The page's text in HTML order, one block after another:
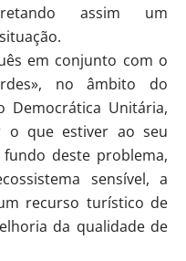
assim um
em conjunto com o
no âmbito do
Democrática Unitária,
o que estiver ao seu
deste problema,
sensível, a
recurso turístico de
da qualidade de